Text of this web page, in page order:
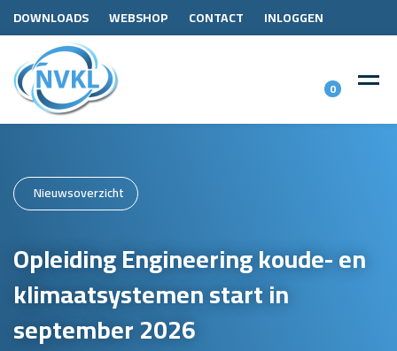
DOWNLOADS WEBSHOP CONTACT INLOGGEN
0
Nieuwsoverzicht
Opleiding Engineering koude- en
klimaatsystemen start in
september 2026